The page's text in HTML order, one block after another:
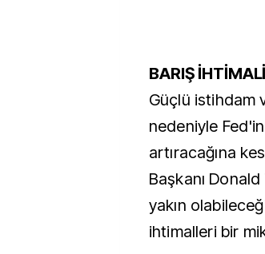
BARIŞ
Güçlü istihdam
nedeniyle
artıracağına
Başkanı
yakın
ihtimalleri bir